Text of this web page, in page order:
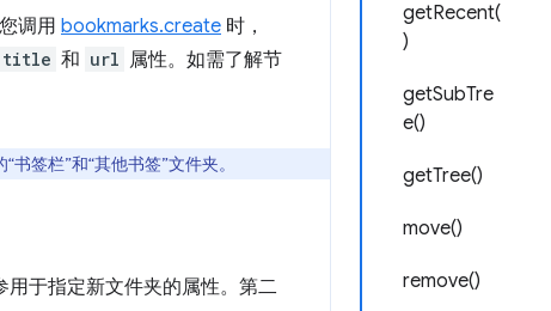
getRecent(
)
getSubTre
e()
getTree()
move()
remove()
调用 bookmarks.create 时，
title 和 url 属性。如需了解节
签栏”和“其他书签”文件夹。
用于指定新文件夹的属性。第二